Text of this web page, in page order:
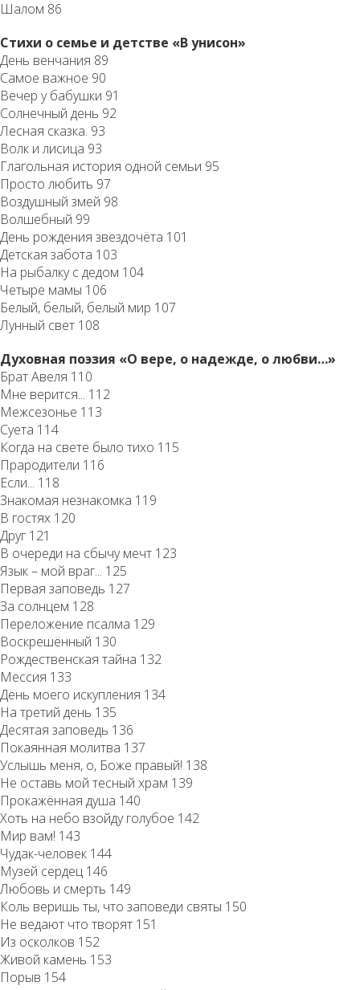
Шалом 86
Стихи о семье и детстве «В унисон»
День венчания 89
Самое важное 90
Вечер у бабушки 91
Солнечный день 92
Лесная сказка. 93
Волк и лисица 93
Глагольная история одной семьи 95
Просто любить 97
Воздушный змей 98
Волшебный 99
День рождения звездочёта 101
Детская забота 103
На рыбалку с дедом 104
Четыре мамы 106
Белый, белый, белый мир 107
Лунный свет 108
Духовная поэзия «О вере, о надежде, о любви…»
Брат Авеля 110
Мне верится... 112
Межсезонье 113
Суета 114
Когда на свете было тихо 115
Прародители 116
Если... 118
Знакомая незнакомка 119
В гостях 120
Друг 121
В очереди на сбычу мечт 123
Язык – мой враг... 125
Первая заповедь 127
За солнцем 128
Переложение псалма 129
Воскрешённый 130
Рождественская тайна 132
Мессия 133
День моего искупления 134
На третий день 135
Десятая заповедь 136
Покаянная молитва 137
Услышь меня, о, Боже правый! 138
Не оставь мой тесный храм 139
Прокажённая душа 140
Хоть на небо взойду голубое 142
Мир вам! 143
Чудак-человек 144
Музей сердец 146
Любовь и смерть 149
Коль веришь ты, что заповеди святы 150
Не ведают что творят 151
Из осколков 152
Живой камень 153
Порыв 154